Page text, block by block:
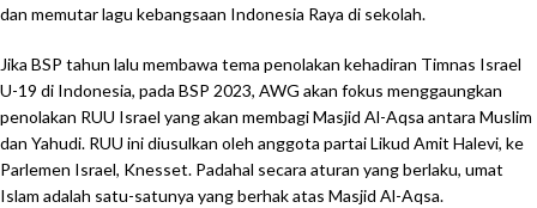
dan memutar lagu kebangsaan Indonesia Raya di sekolah.
Jika BSP tahun lalu membawa tema penolakan kehadiran Timnas Israel
U-19 di Indonesia, pada BSP 2023, AWG akan fokus menggaungkan
penolakan RUU Israel yang akan membagi Masjid Al-Aqsa antara Muslim
dan Yahudi. RUU ini diusulkan oleh anggota partai Likud Amit Halevi, ke
Parlemen Israel, Knesset. Padahal secara aturan yang berlaku, umat
Islam adalah satu-satunya yang berhak atas Masjid Al-Aqsa.